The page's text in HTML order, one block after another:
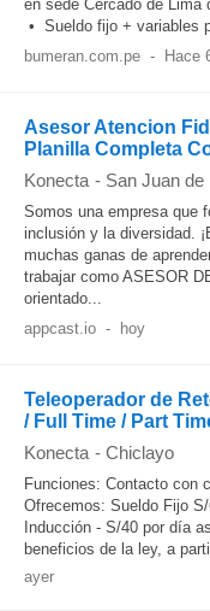
en sede Cercado de Lima
• Sueldo fijo + variables
bumeran.com.pe - Hace
Asesor Atencion
Planilla Completa
Konecta - San Juan de
Somos una empresa que
inclusión y la diversidad.
muchas ganas de
trabajar como ASESOR
orientado...
appcast.io - hoy
Teleoperador de
/ Full Time / Part
Konecta - Chiclayo
Funciones: Contacto con
Ofrecemos: Sueldo Fijo
Inducción - S/40 por día
beneficios de la ley, a
ayer